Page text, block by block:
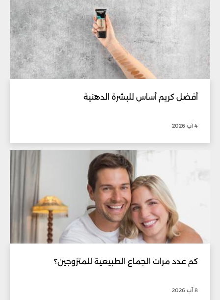
أفضل كريم أساس للبشرة الدهنية
4 آب 2026
كم عدد مرات الجماع الطبيعية للمتزوجين؟
8 آب 2026